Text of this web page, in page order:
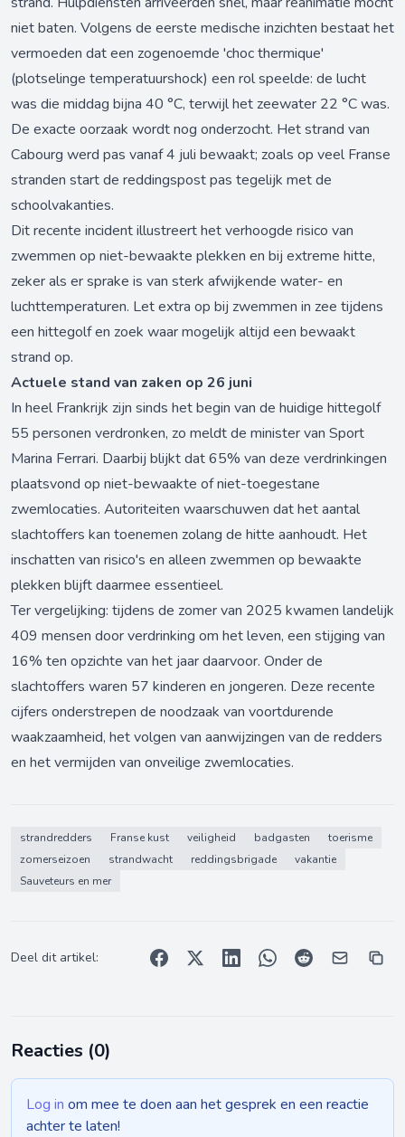
niet baten. Volgens de eerste medische inzichten bestaat het
vermoeden dat een zogenoemde 'choc thermique'
(plotselinge temperatuurshock) een rol speelde: de lucht
was die middag bijna 40 °C, terwijl het zeewater 22 °C was.
De exacte oorzaak wordt nog onderzocht. Het strand van
Cabourg werd pas vanaf 4 juli bewaakt; zoals op veel Franse
stranden start de reddingspost pas tegelijk met de
schoolvakanties.
Dit recente incident illustreert het verhoogde risico van
zwemmen op niet-bewaakte plekken en bij extreme hitte,
zeker als er sprake is van sterk afwijkende water- en
luchttemperaturen. Let extra op bij zwemmen in zee tijdens
een hittegolf en zoek waar mogelijk altijd een bewaakt
strand op.
Actuele stand van zaken op 26 juni
In heel Frankrijk zijn sinds het begin van de huidige hittegolf
55 personen verdronken, zo meldt de minister van Sport
Marina Ferrari. Daarbij blijkt dat 65% van deze verdrinkingen
plaatsvond op niet-bewaakte of niet-toegestane
zwemlocaties. Autoriteiten waarschuwen dat het aantal
slachtoffers kan toenemen zolang de hitte aanhoudt. Het
inschatten van risico's en alleen zwemmen op bewaakte
plekken blijft daarmee essentieel.
Ter vergelijking: tijdens de zomer van 2025 kwamen landelijk
409 mensen door verdrinking om het leven, een stijging van
16% ten opzichte van het jaar daarvoor. Onder de
slachtoffers waren 57 kinderen en jongeren. Deze recente
cijfers onderstrepen de noodzaak van voortdurende
waakzaamheid, het volgen van aanwijzingen van de redders
en het vermijden van onveilige zwemlocaties.
strandredders Franse kust veiligheid badgasten
toerisme
zomerseizoen
strandwacht reddingsbrigade
vakantie
Sauveteurs en mer
Deel dit artikel:
Reacties (0)
Log in om mee te doen aan het gesprek en een reactie
achter te laten!